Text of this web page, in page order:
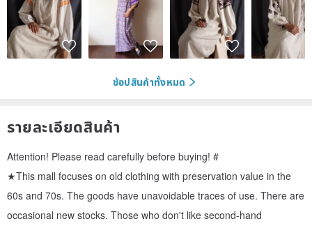
ช้อปสินค้าทั้งหมด
รายละเอียดสินค้า
Attention! Please read carefully before buying! #
★This mall focuses on old clothing with preservation value in the
60s and 70s. The goods have unavoidable traces of use. There are
occasional new stocks. Those who don't like second-hand